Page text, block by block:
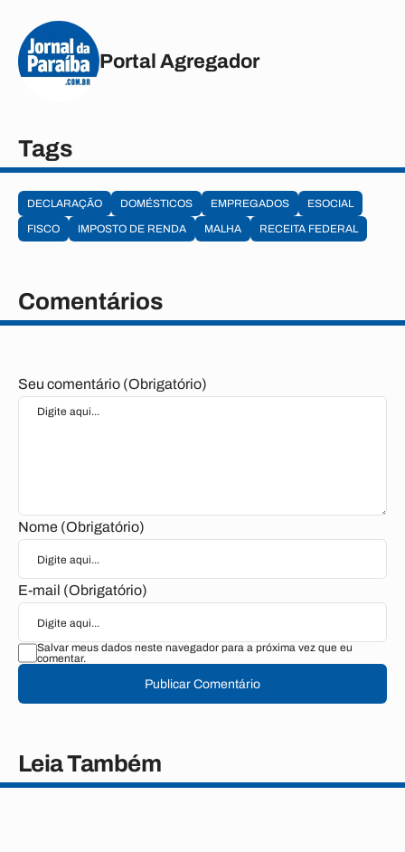
Portal Agregador
Tags
DECLARAÇÃO DOMÉSTICOS EMPREGADOS
ESOCIAL
FISCO
IMPOSTO DE RENDA MALHA RECEITA FEDERAL
Comentários
Seu comentário (Obrigatório)
Nome (Obrigatório)
E-mail (Obrigatório)
Salvar meus dados neste navegador para a próxima vez que eu
comentar.
Publicar Comentário
Leia Também